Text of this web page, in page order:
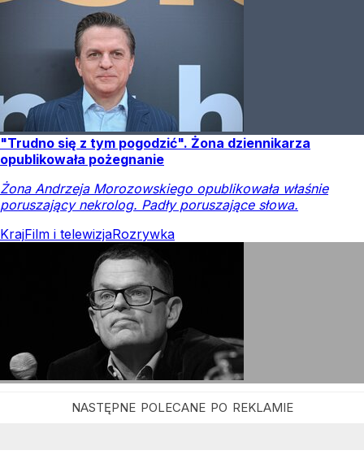
"Trudno się z tym pogodzić". Żona dziennikarza
opublikowała pożegnanie
Żona Andrzeja Morozowskiego opublikowała właśnie
poruszający nekrolog. Padły poruszające słowa.
KrajFilm i telewizjaRozrywka